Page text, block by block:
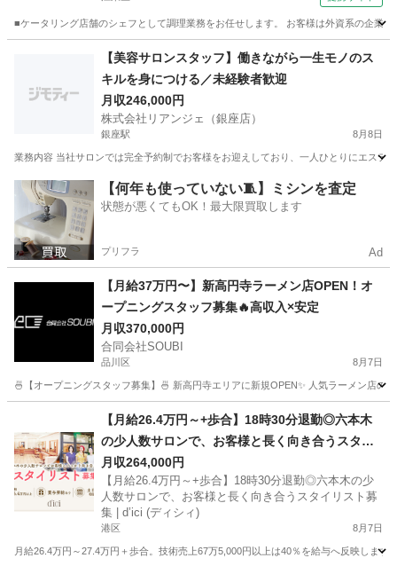
■ケータリング店舗のシェフとして調理業務をお任せします。 お客様は外資系の企業
調理師
【美容サロンスタッフ】働きながら一生モノのス
キルを身につける／未経験者歓迎
月収246,000円
株式会社リアンジェ（銀座店）
銀座駅 8月8日
業務内容 当社サロンでは完全予約制でお客様をお迎えしており、一人ひとりにエス
東京 中央区 銀座駅 エステティシャン 未経験
【何年も使っていない🧵】ミシンを査定
状態が悪くてもOK！最大限買取します
プリフラ Ad
【月給37万円〜】新高円寺ラーメン店OPEN！オ
ープニングスタッフ募集🔥高収入×安定
月収370,000円
合同会社SOUBI
品川区 8月7日
🍜【オープニングスタッフ募集】🍜 新高円寺エリアに新規OPEN✨ 人気ラーメン
飲食 社会保険
【月給26.4万円～+歩合】18時30分退勤◎六本木
の少人数サロンで、お客様と長く向き合うスタイ
リスト募集 | d’ici (ディシィ)
月収264,000円
【月給26.4万円～+歩合】18時30分退勤◎六本木の少
人数サロンで、お客様と長く向き合うスタイリスト募
集 | d’ici (ディシィ)
港区 8月7日
月給26.4万円～27.4万円＋歩合。技術売上67万5,000円以上は40％を給与へ反映しま